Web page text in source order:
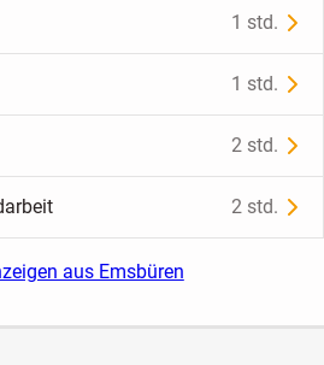
1 std.
1 std.
2 std.
2 std.
aus Emsbüren